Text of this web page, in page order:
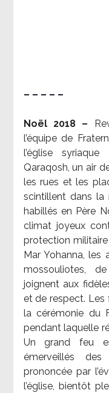
– – – – –
Noël 2018 –
l’équipe de
l’église
Qaraqosh, un air
les rues et les
scintillent dans la
habillés en Père
climat joyeux
protection
Mar Yohanna, les
mossouliotes,
joignent aux
et de respect.
la cérémonie du
pendant laquelle
Un grand feu
émerveillés
prononcée par
l’église, bientôt